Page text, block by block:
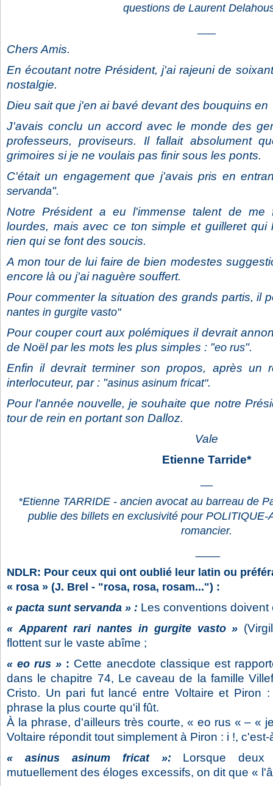
questions de Laurent
Chers Amis.
En écoutant notre Président, j'ai rajeuni de
nostalgie.
Dieu sait que j'en ai bavé devant des bouquins
J'avais conclu un accord avec le monde des
professeurs, proviseurs. Il fallait absolument
grimoires si je ne voulais pas finir sous les ponts.
C'était un engagement que j'avais pris en
servanda".
Notre Président a eu l'immense talent de me
lourdes, mais avec ce ton simple et guilleret
rien qui se font des soucis.
A mon tour de lui faire de bien modestes
encore là ou j'ai naguère souffert.
Pour commenter la situation des grands partis, il
nantes in gurgite vasto"
Pour couper court aux polémiques il devrait
de Noël par les mots les plus simples : "eo rus".
Enfin il devrait terminer son propos, après un
interlocuteur, par : "asinus asinum fricat".
Pour l'année nouvelle, je souhaite que notre
tour de rein en portant son Dalloz.
Vale
Etienne Tarride*
*Etienne TARRIDE - ancien avocat au barreau de
publie des billets en exclusivité pour POLITIQUE-
romancier.
NDLR: Pour ceux qui ont oublié leur latin ou
« rosa » (J. Brel - "rosa, rosa, rosam...") :
« pacta sunt servanda » : Les conventions doivent
« Apparent rari nantes in gurgite vasto »
flottent sur le vaste abîme ;
« eo rus » : Cette anecdote classique est
dans le chapitre 74, Le caveau de la famille
Cristo. Un pari fut lancé entre Voltaire et Piron
phrase la plus courte qu'il fût.
À la phrase, d'ailleurs très courte, « eo rus « – «
Voltaire répondit tout simplement à Piron : i !,
« asinus asinum fricat »:
Lorsque deux
mutuellement des éloges excessifs, on dit que «